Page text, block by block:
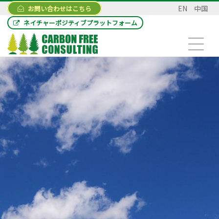
お問い合わせはこちら EN 中国
ネイチャーポジティブプラットフォーム